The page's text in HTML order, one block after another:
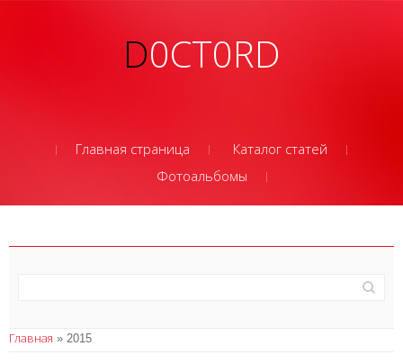
D0CT0RD
Главная страница
Каталог статей
Фотоальбомы
Главная » 2015